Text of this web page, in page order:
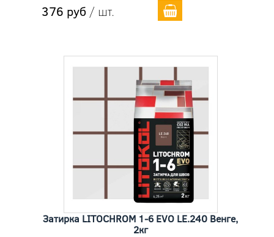
376 руб / шт.
Затирка LITOCHROM 1-6 EVO LE.240 Венге,
2кг